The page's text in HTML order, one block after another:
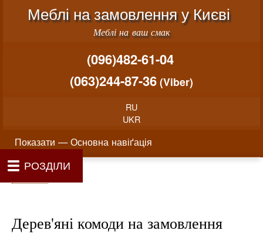
Перейти до основного
Меню облікового запису користувача
Меблі на замовлення у Києві
Меблі на ваш смак
(096)482-61-04
(063)244-87-36 (Viber)
RU
UKR
Основна навіґація
Показати — Основна навіґація
Як проводиться замовлення меблів
Вартість виготовлення меблів
Рядок навіґації
Головна
Дерев'яні комоди на замовлення
РОЗДІЛИ